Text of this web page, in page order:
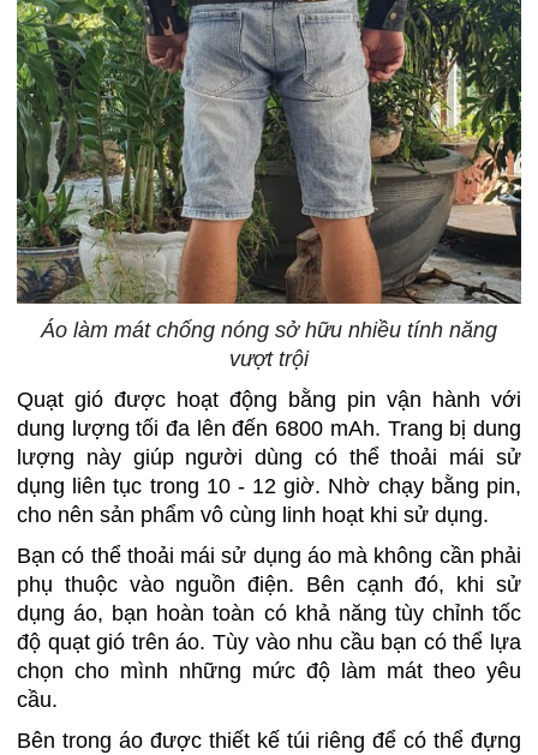
Áo làm mát chống nóng sở hữu nhiều tính năng
vượt trội
Quạt gió được hoạt động bằng pin vận hành với
dung lượng tối đa lên đến 6800 mAh. Trang bị dung
lượng này giúp người dùng có thể thoải mái sử
dụng liên tục trong 10 - 12 giờ. Nhờ chạy bằng pin,
cho nên sản phẩm vô cùng linh hoạt khi sử dụng.
Bạn có thể thoải mái sử dụng áo mà không cần phải
phụ thuộc vào nguồn điện. Bên cạnh đó, khi sử
dụng áo, bạn hoàn toàn có khả năng tùy chỉnh tốc
độ quạt gió trên áo. Tùy vào nhu cầu bạn có thể lựa
chọn cho mình những mức độ làm mát theo yêu
cầu.
Bên trong áo được thiết kế túi riêng để có thể đựng